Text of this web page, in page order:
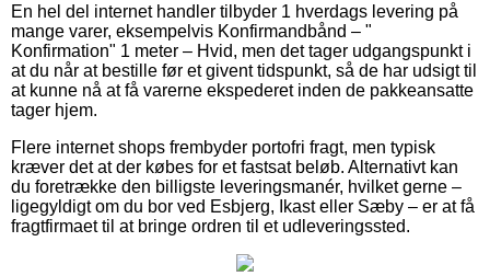
En hel del internet handler tilbyder 1 hverdags levering på
mange varer, eksempelvis Konfirmandbånd – "
Konfirmation" 1 meter – Hvid, men det tager udgangspunkt i
at du når at bestille før et givent tidspunkt, så de har udsigt til
at kunne nå at få varerne ekspederet inden de pakkeansatte
tager hjem.
Flere internet shops frembyder portofri fragt, men typisk
kræver det at der købes for et fastsat beløb. Alternativt kan
du foretrække den billigste leveringsmanér, hvilket gerne –
ligegyldigt om du bor ved Esbjerg, Ikast eller Sæby – er at få
fragtfirmaet til at bringe ordren til et udleveringssted.